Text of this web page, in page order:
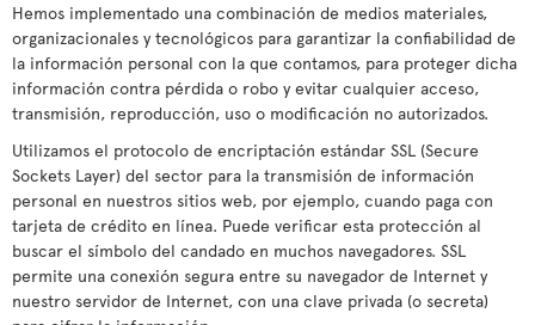
Hemos implementado una combinación de medios materiales,
organizacionales y tecnológicos para garantizar la confiabilidad de
la información personal con la que contamos, para proteger dicha
información contra pérdida o robo y evitar cualquier acceso,
transmisión, reproducción, uso o modificación no autorizados.
Utilizamos el protocolo de encriptación estándar SSL (Secure
Sockets Layer) del sector para la transmisión de información
personal en nuestros sitios web, por ejemplo, cuando paga con
tarjeta de crédito en línea. Puede verificar esta protección al
buscar el símbolo del candado en muchos navegadores. SSL
permite una conexión segura entre su navegador de Internet y
nuestro servidor de Internet, con una clave privada (o secreta)